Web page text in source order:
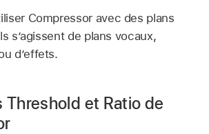
Compressor avec des plans
s’agissent de plans vocaux,
d’effets.
Threshold et Ratio de